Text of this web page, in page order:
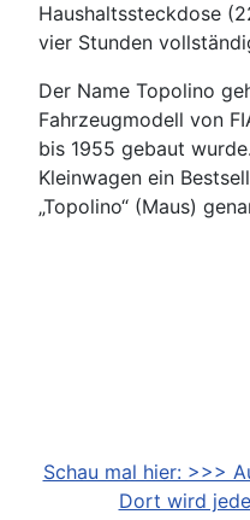
Haushaltssteckdose
vier Stunden
Der Name Topolino
Fahrzeugmodell von
bis 1955 gebaut
Kleinwagen ein
„Topolino“ (Maus)
Schau mal hier: >>>
Dort wird